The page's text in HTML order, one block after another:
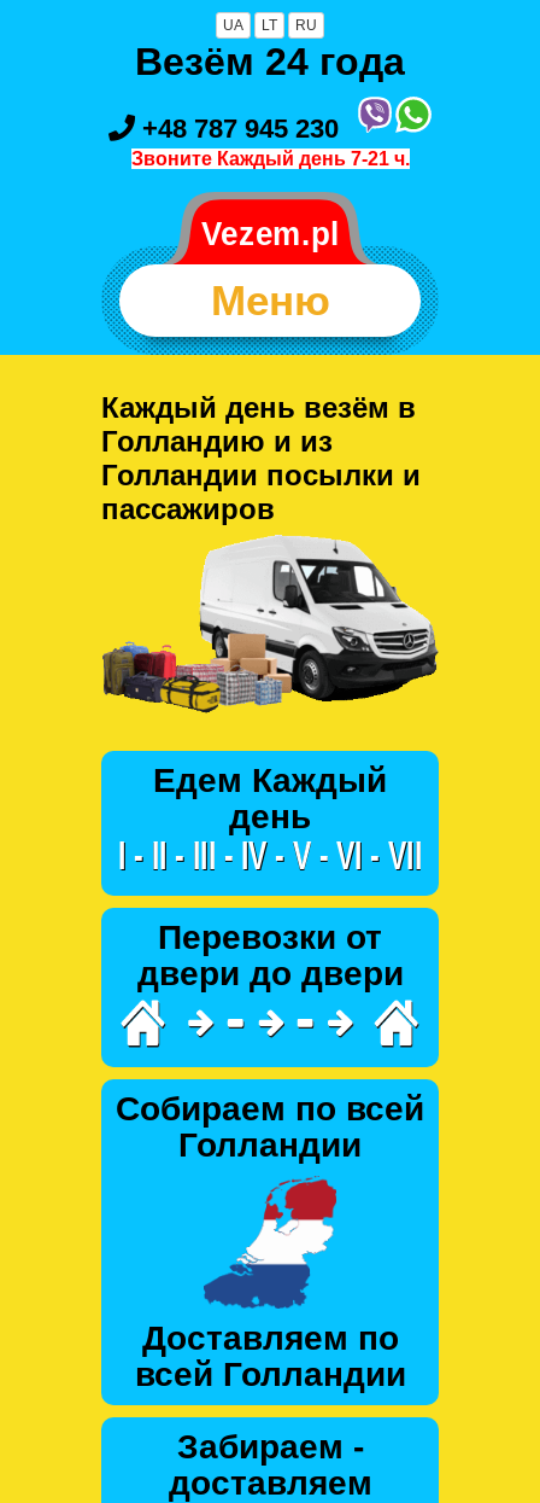
UA LT RU
Везём 24 года
+48 787 945 230
Звоните Каждый день 7-21 ч.
Меню
Каждый день везём в
Голландию и из
Голландии посылки и
пассажиров
Едем Каждый
день
Перевозки от
двери до двери
Собираем по всей
Голландии
Доставляем по
всей Голландии
Забираем -
доставляем